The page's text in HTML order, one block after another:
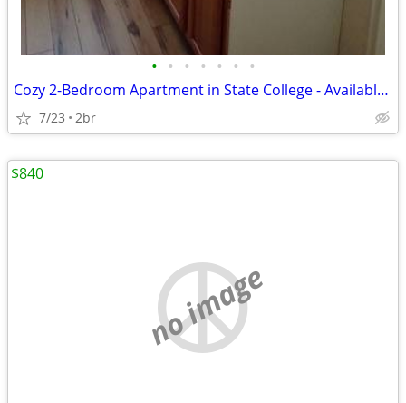
• • • • • • •
Cozy 2-Bedroom Apartment in State College - Available NOW - #25
7/23 2br
no image
$840